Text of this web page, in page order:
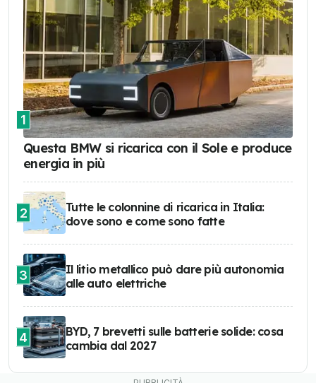
1
Questa BMW si ricarica con il Sole e produce
energia in più
2
Tutte le colonnine di ricarica in Italia:
dove sono e come sono fatte
3
Il litio metallico può dare più autonomia
alle auto elettriche
4
BYD, 7 brevetti sulle batterie solide: cosa
cambia dal 2027